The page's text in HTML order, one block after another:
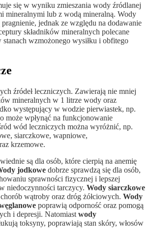
się w wyniku zmieszania wody źródlanej
mineralnymi lub z wodą mineralną. Wody
pragnienie, jednak ze względu na dodawanie
składników mineralnych polecane
stanach wzmożonego wysiłku i obfitego
źródeł leczniczych. Zawierają nie mniej
mineralnych w 1 litrze wody oraz
występujący w wodzie pierwiastek, np.
może wpłynąć na funkcjonowanie
wód leczniczych można wyróżnić, np.
siarczkowe, wapniowe,
krzemowe.
są dla osób, które cierpią na anemię
jodkowe dobrze sprawdzą się dla osób,
sprawności fizycznej i lepszej
niedoczynności tarczycy. Wody siarczkowe
wątroby oraz dróg żółciowych. Wody
poprawią odporność oraz pomogą
i depresji. Natomiast wody
toksyny, poprawiają stan skóry, włosów